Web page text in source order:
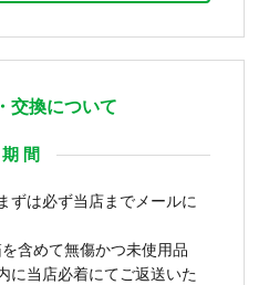
交換について
期 間
ずは必ず当店までメールに
含めて無傷かつ未使用品
に当店必着にてご返送いた